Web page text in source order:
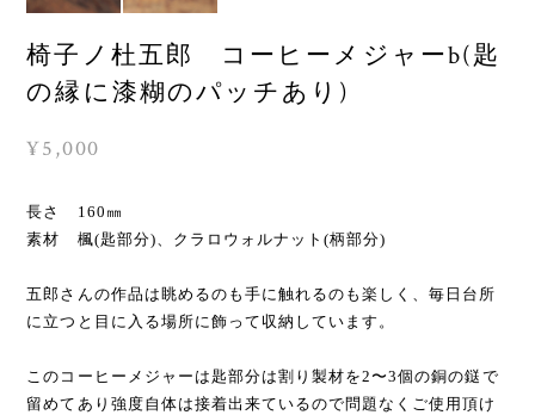
椅子ノ杜五郎 コーヒーメジャーb(匙
の縁に漆糊のパッチあり)
¥5,000
長さ 160㎜
素材 楓(匙部分)、クラロウォルナット(柄部分)
五郎さんの作品は眺めるのも手に触れるのも楽しく、毎日台所
に立つと目に入る場所に飾って収納しています。
このコーヒーメジャーは匙部分は割り製材を2〜3個の銅の鎹で
留めてあり強度自体は接着出来ているので問題なくご使用頂け